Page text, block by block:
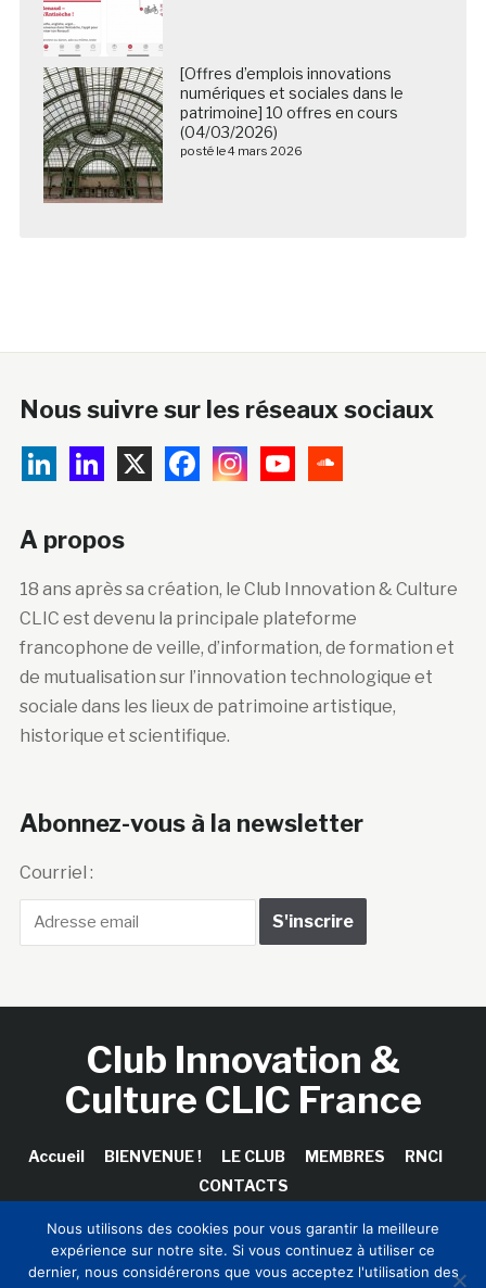
[Offres d’emplois innovations
numériques et sociales dans le
patrimoine] 10 offres en cours
(04/03/2026)
posté le 4 mars 2026
Nous suivre sur les réseaux sociaux
A propos
18 ans après sa création, le Club Innovation & Culture
CLIC est devenu la principale plateforme
francophone de veille, d’information, de formation et
de mutualisation sur l’innovation technologique et
sociale dans les lieux de patrimoine artistique,
historique et scientifique.
Abonnez-vous à la newsletter
Courriel :
Club Innovation &
Culture CLIC France
Accueil BIENVENUE ! LE CLUB MEMBRES
RNCI
CONTACTS
Copyright © 2026 Club Innovation & Culture CLIC France /
Nous utilisons des cookies pour vous garantir la meilleure
expérience sur notre site. Si vous continuez à utiliser ce
dernier, nous considérerons que vous acceptez l'utilisation des